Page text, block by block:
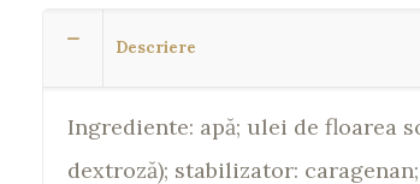
Descriere
Ingrediente: apă; ulei de floarea
dextroză); stabilizator: